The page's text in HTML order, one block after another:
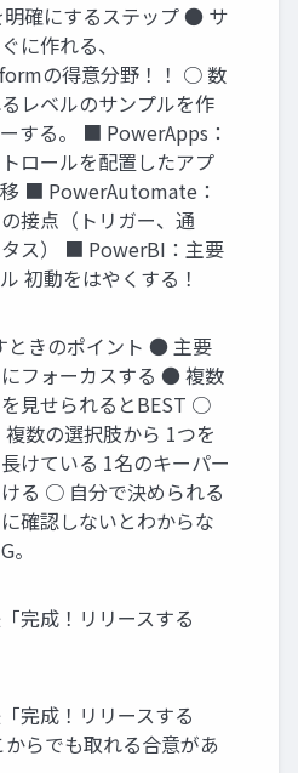
明確にするステップ ● サ
に作れる、
の得意分野！！ ○ 数
レベルのサンプルを作
する。 ■ PowerApps：
ロールを配置したアプ
■ PowerAutomate：
接点（トリガー、通
ス） ■ PowerBI：主要
初動をはやくする！
ときのポイント ● 主要
フォーカスする ● 複数
見せられるとBEST ○
数の選択肢から 1つを
けている 1名のキーパー
る ○ 自分で決められる
確認しないとわからな
完成！リリースする
完成！リリースする
らでも取れる合意があ